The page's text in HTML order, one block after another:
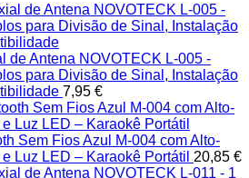
de Antena NOVOTECK L-005 -
para Divisão de Sinal, Instalação
7,95 €
Sem Fios Azul M-004 com Alto-
Luz LED – Karaokê Portátil 20,85 €